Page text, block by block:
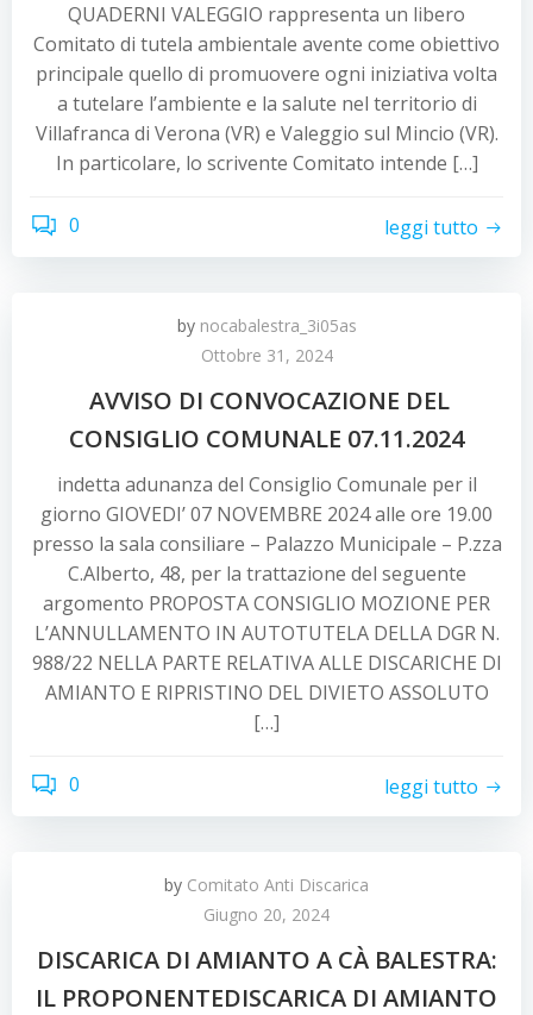
QUADERNI VALEGGIO rappresenta un libero
Comitato di tutela ambientale avente come obiettivo
principale quello di promuovere ogni iniziativa volta
a tutelare l’ambiente e la salute nel territorio di
Villafranca di Verona (VR) e Valeggio sul Mincio (VR).
In particolare, lo scrivente Comitato intende […]
0 leggi tutto
by nocabalestra_3i05as
Ottobre 31, 2024
AVVISO DI CONVOCAZIONE DEL
CONSIGLIO COMUNALE 07.11.2024
indetta adunanza del Consiglio Comunale per il
giorno GIOVEDI’ 07 NOVEMBRE 2024 alle ore 19.00
presso la sala consiliare – Palazzo Municipale – P.zza
C.Alberto, 48, per la trattazione del seguente
argomento PROPOSTA CONSIGLIO MOZIONE PER
L’ANNULLAMENTO IN AUTOTUTELA DELLA DGR N.
988/22 NELLA PARTE RELATIVA ALLE DISCARICHE DI
AMIANTO E RIPRISTINO DEL DIVIETO ASSOLUTO
[…]
0 leggi tutto
by Comitato Anti Discarica
Giugno 20, 2024
DISCARICA DI AMIANTO A CÀ BALESTRA:
IL PROPONENTEDISCARICA DI AMIANTO